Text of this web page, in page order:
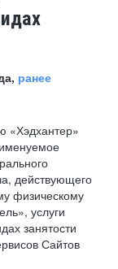
ранее
«Хэдхантер»
действующего
физическому
услуги
занятости
Сайтов